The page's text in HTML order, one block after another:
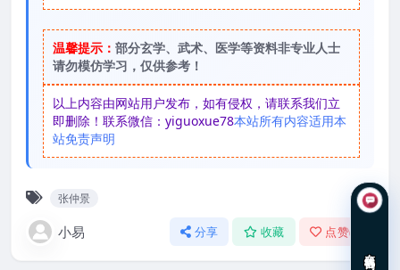
温馨提示： 部分玄学、武术、医学等资料非专业人士
请勿模仿学习，仅供参考！
以上内容由网站用户发布，如有侵权，请联系我们立
即删除！联系微信：yiguoxue78本站所有内容适用本
站免责声明
张仲景
小易 分享 收藏 点赞(